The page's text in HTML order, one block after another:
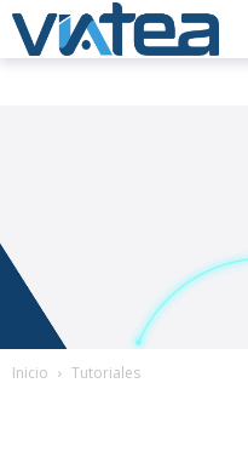
Inicio Tutoriales